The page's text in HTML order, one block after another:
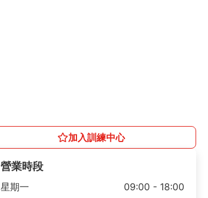
加入訓練中心
營業時段
星期一
09:00 - 18:00